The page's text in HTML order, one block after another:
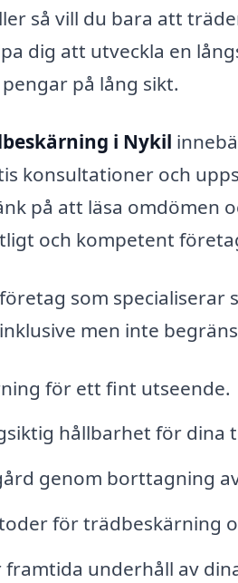
så vill du bara att
dig att utveckla en
på lång sikt.
i Nykil
konsultationer och
på att läsa omdömen
och kompetent
som specialiserar
men inte
för ett fint utseende.
hållbarhet för dina
genom borttagning
för trädbeskärning
underhåll av